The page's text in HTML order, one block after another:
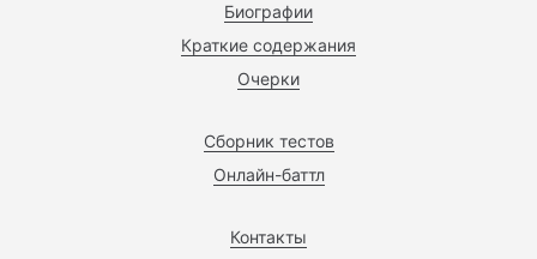
Биографии
Краткие содержания
Очерки
Сборник тестов
Онлайн-баттл
Контакты